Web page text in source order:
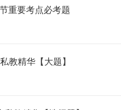
重要考点必考题
教精华【大题】